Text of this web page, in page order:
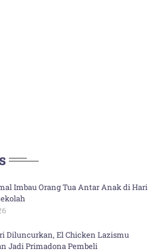
Imbau Orang Tua Antar Anak di Hari
Diluncurkan, El Chicken Lazismu
Jadi Primadona Pembeli